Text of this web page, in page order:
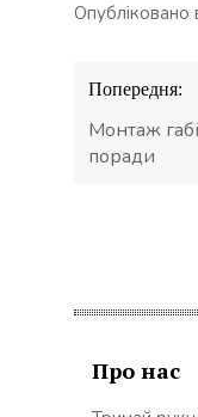
Опубліковано
Навігація
записів
Попередня:
Монтаж
поради
Про нас